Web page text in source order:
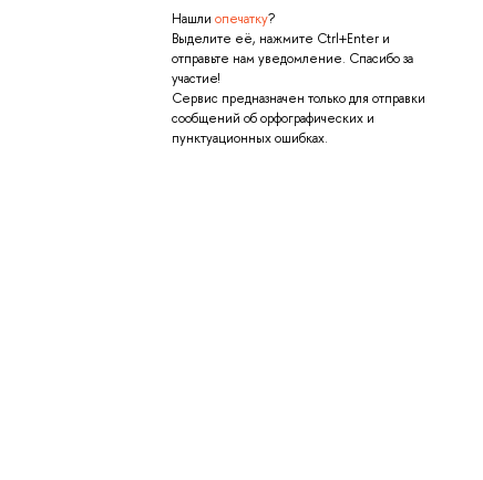
Нашли опечатку?
Выделите её, нажмите Ctrl+Enter и
отправьте нам уведомление. Спасибо за
участие!
Сервис предназначен только для отправки
сообщений об орфографических и
пунктуационных ошибках.